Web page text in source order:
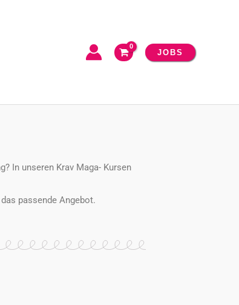
JOBS
In unseren Krav Maga- Kursen
passende Angebot.